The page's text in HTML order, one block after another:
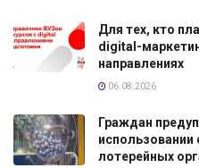
Для тех, кто
digital-
направлениях
06.08.2026
Граждан
лотерейных